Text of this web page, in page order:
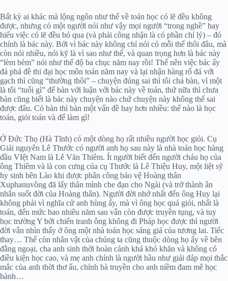
Bất kỳ ai khác mà lộng ngôn như thế về toán học có lẽ đều không
được, nhưng có một người nói như vậy mọi người “trong nghề” hay
hiểu việc có lẽ đều bỏ qua (và phải công nhận là có phần chí lý) – đó
chính là bác này. Bởi vì bác này không chỉ nói có mỗi thế thôi đâu, mà
còn nói nhiều, nói kỹ là vì sao như thế, và quan trọng hơn là bác này
“lèm bèm” nói như thế độ ba chục năm nay rồi! Thế nên việc bác ấy
đả phá đề thi đại học môn toán năm nay và lại nhận hàng rổ đá với
gạch thì cũng “thường thôi” – chuyện đúng sai thì tôi chả bàn, vì một
là tôi “tuổi gì” để bàn với luận với bác này về toán, thứ nữa thì chưa
bàn cũng biết là bác này chuyện nào chứ chuyện này không thể sai
được đâu. Có bàn thì bàn một vấn đề hay hơn nhiều: thế nào là học
toán, giỏi toán và để làm gì!
Ở Đức Thọ (Hà Tĩnh) có một dòng họ rất nhiều người học giỏi. Cụ
Giải nguyên Lê Thước có người anh họ sau này là nhà toán học hàng
đầu VIệt Nam là Lê Văn Thiêm. Ít người biết đến người cháu họ của
ông Thiêm và là con cưng của cụ Thước là Lê Thiệu Huy, một liệt sỹ
hy sinh bên Lào khi được phân công bảo vệ Hoàng thân
Xuphanuvông đã lấy thân mình che đạn cho Ngài (và trở thành ân
nhân suốt đời của Hoàng thân). Người đời nhớ nhất đến ông Huy lại
không phải vì nghĩa cử anh hùng ấy, mà vì ông học quá giỏi, nhất là
toán, đến mức bao nhiêu năm sau vẫn còn được truyền tụng, và tuy
học trường Y bởi chiến tranh ông không đi Pháp học được thì người
đời vẫn nhìn thấy ở ông một nhà toán học sáng giá của tương lai. Tiếc
thay… Thế còn nhân vật của chúng ta cũng thuộc dòng họ ấy về bên
đằng ngoại, cha anh sinh thời hoàn cảnh khá khó khăn và không có
điều kiện học cao, và mẹ anh chính là người hầu như giải đáp mọi thắc
mắc của anh thời thơ ấu, chính bà truyền cho anh niềm đam mê học
hành…